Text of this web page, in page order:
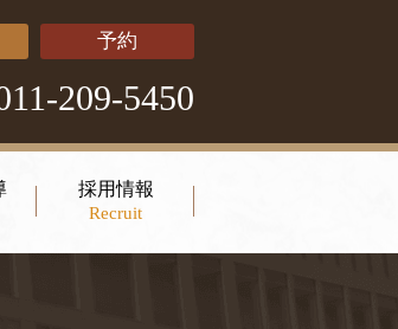
予約
209-5450
採用情報
Recruit